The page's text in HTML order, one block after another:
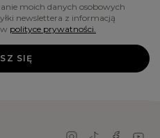
moich danych osobowych
newslettera z informacją
polityce prywatności.
SIĘ